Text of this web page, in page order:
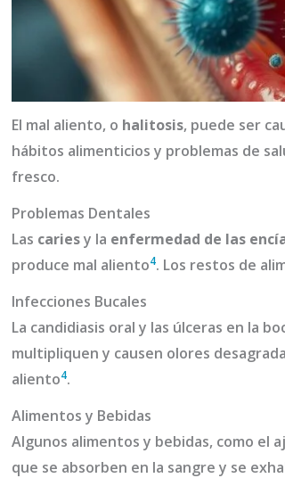
El mal aliento, o halitosis, puede ser
hábitos alimenticios y problemas de
fresco.
Problemas Dentales
Las cariesy la enfermedad de las
produce mal aliento4. Los restos de
Infecciones Bucales
La candidiasis oral y las úlceras en la
multipliquen y causen olores
aliento4.
Alimentos y Bebidas
Algunos alimentos y bebidas, como el
que se absorben en la sangre y se